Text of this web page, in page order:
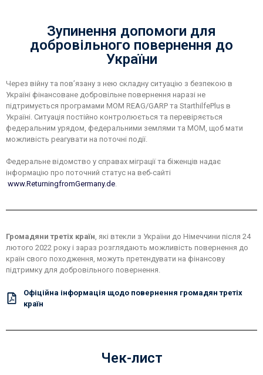
Зупинення допомоги для
добровільного повернення до
України
Через війну та пов’язану з нею складну ситуацію з безпекою в
Україні фінансоване добровільне повернення наразі не
підтримується програмами МОМ REAG/GARP та StarthilfePlus в
Україні. Ситуація постійно контролюється та перевіряється
федеральним урядом, федеральними землями та МОМ, щоб мати
можливість реагувати на поточні події.
Федеральне відомство у справах міграції та біженців надає
інформацію про поточний статус на веб-сайті
www.ReturningfromGermany.de.
Громадяни третіх країн, які втекли з України до Німеччини після 24
лютого 2022 року і зараз розглядають можливість повернення до
країн свого походження, можуть претендувати на фінансову
підтримку для добровільного повернення.
Офіційна інформація щодо повернення громадян третіх
країн
Чек-лист